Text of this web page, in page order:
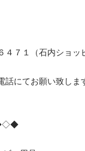
７１（石内ショッ
にてお願い致しま
◆◇◆